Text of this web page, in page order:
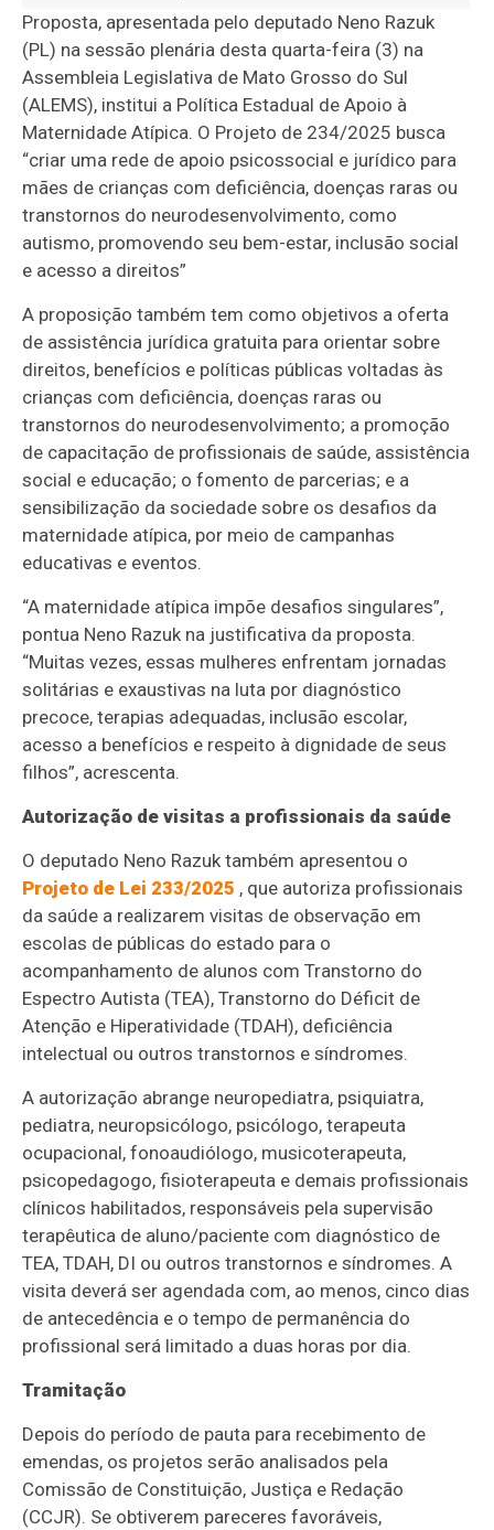
Proposta, apresentada pelo deputado Neno Razuk
(PL) na sessão plenária desta quarta-feira (3) na
Assembleia Legislativa de Mato Grosso do Sul
(ALEMS), institui a Política Estadual de Apoio à
Maternidade Atípica. O Projeto de 234/2025 busca
“criar uma rede de apoio psicossocial e jurídico para
mães de crianças com deficiência, doenças raras ou
transtornos do neurodesenvolvimento, como
autismo, promovendo seu bem-estar, inclusão social
e acesso a direitos”
A proposição também tem como objetivos a oferta
de assistência jurídica gratuita para orientar sobre
direitos, benefícios e políticas públicas voltadas às
crianças com deficiência, doenças raras ou
transtornos do neurodesenvolvimento; a promoção
de capacitação de profissionais de saúde, assistência
social e educação; o fomento de parcerias; e a
sensibilização da sociedade sobre os desafios da
maternidade atípica, por meio de campanhas
educativas e eventos.
“A maternidade atípica impõe desafios singulares”,
pontua Neno Razuk na justificativa da proposta.
“Muitas vezes, essas mulheres enfrentam jornadas
solitárias e exaustivas na luta por diagnóstico
precoce, terapias adequadas, inclusão escolar,
acesso a benefícios e respeito à dignidade de seus
filhos”, acrescenta.
Autorização de visitas a profissionais da saúde
O deputado Neno Razuk também apresentou o
Projeto de Lei 233/2025 , que autoriza profissionais
da saúde a realizarem visitas de observação em
escolas de públicas do estado para o
acompanhamento de alunos com Transtorno do
Espectro Autista (TEA), Transtorno do Déficit de
Atenção e Hiperatividade (TDAH), deficiência
intelectual ou outros transtornos e síndromes.
A autorização abrange neuropediatra, psiquiatra,
pediatra, neuropsicólogo, psicólogo, terapeuta
ocupacional, fonoaudiólogo, musicoterapeuta,
psicopedagogo, fisioterapeuta e demais profissionais
clínicos habilitados, responsáveis pela supervisão
terapêutica de aluno/paciente com diagnóstico de
TEA, TDAH, DI ou outros transtornos e síndromes. A
visita deverá ser agendada com, ao menos, cinco dias
de antecedência e o tempo de permanência do
profissional será limitado a duas horas por dia.
Tramitação
Depois do período de pauta para recebimento de
emendas, os projetos serão analisados pela
Comissão de Constituição, Justiça e Redação
(CCJR). Se obtiverem pareceres favoráveis,